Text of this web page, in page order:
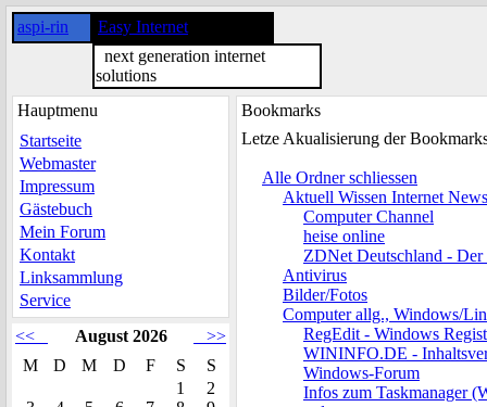
aspi-rin
Easy Internet
next generation internet
solutions
Hauptmenu
Startseite
Webmaster
Impressum
Gästebuch
Mein Forum
Kontakt
Linksammlung
Service
<<
August 2026
>>
M
D M D F S
S
1
2
Bookmarks
Letze Akualisierung der
Alle Ordner schliessen
Aktuell Wissen Internet News
Computer Channel
heise online
ZDNet Deutschland -
Antivirus
Bilder/Fotos
Computer allg., Windows/
RegEdit - Windows
WININFO.DE -
Windows-Forum
Infos zum Taskmanager